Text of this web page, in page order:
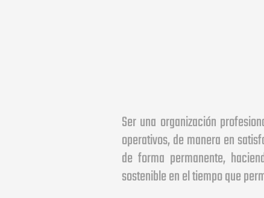
Ser una organización
operativos, de manera en
de forma permanente,
sostenible en el tiempo que